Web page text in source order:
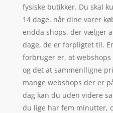
fysiske butikker. Du skal
14 dage. når dine varer
endda shops, der vælger
dage, de er forpligtet til.
forbruger er, at
og det at sammenlligne
mange webshops der er
dag kan du uden videre
du lige har fem minutter,